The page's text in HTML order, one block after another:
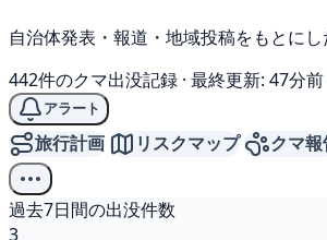
自治体発表・報道・地域投稿をもとにし
442件のクマ出没記録 · 最終更新: 47分前
アラート
旅行計画 リスクマップ クマ
過去7日間の出没件数
3